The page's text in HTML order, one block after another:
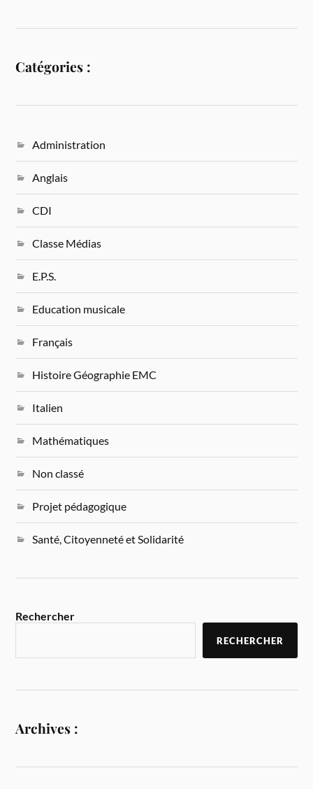
Catégories :
Administration
Anglais
CDI
Classe Médias
E.P.S.
Education musicale
Français
Histoire Géographie EMC
Italien
Mathématiques
Non classé
Projet pédagogique
Santé, Citoyenneté et Solidarité
Rechercher
RECHERCHER
Archives :